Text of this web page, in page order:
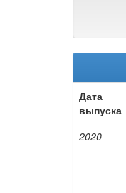
Дата
выпуска
2020